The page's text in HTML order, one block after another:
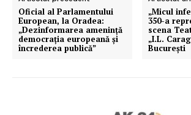
Oficial al Parlamentului
European, la Oradea:
„Dezinformarea ameninţă
democraţia europeană şi
încrederea publică”
„Micul
350-a
scena
„I.L.
București